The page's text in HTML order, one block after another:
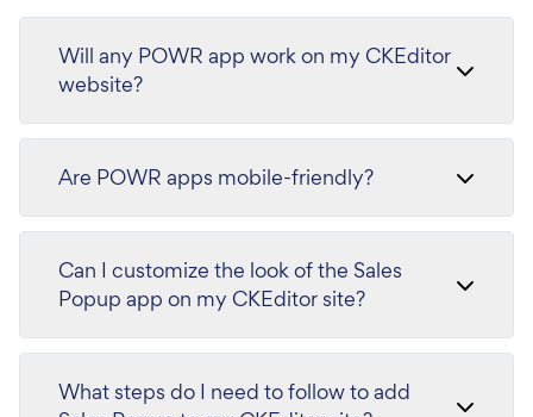
Will any POWR app work on my CKEditor
website?
Are POWR apps mobile-friendly?
Can I customize the look of the Sales
Popup app on my CKEditor site?
What steps do I need to follow to add